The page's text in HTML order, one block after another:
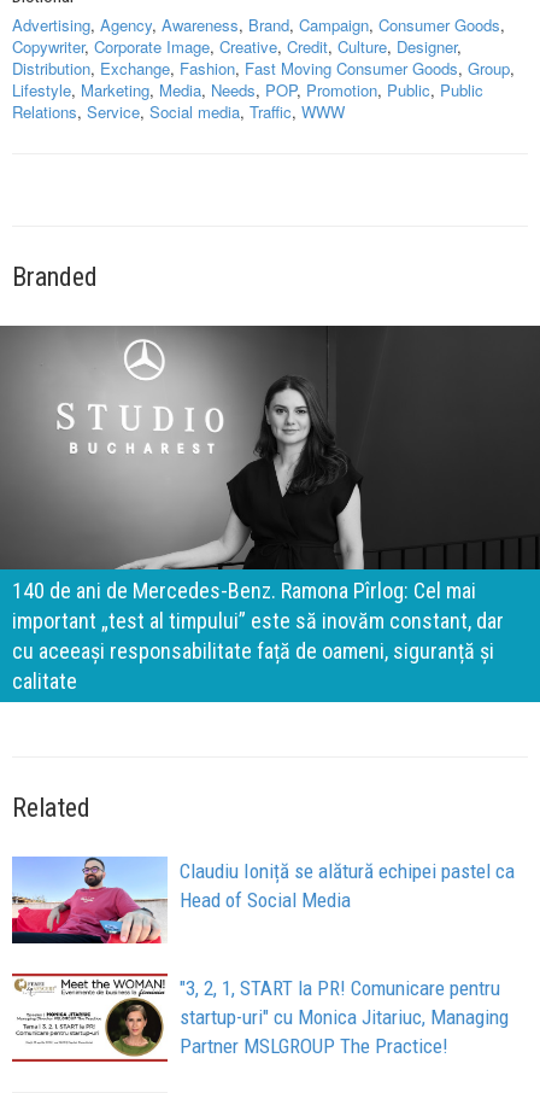
Advertising, Agency, Awareness, Brand, Campaign, Consumer Goods,
Copywriter, Corporate Image, Creative, Credit, Culture, Designer,
Distribution, Exchange, Fashion, Fast Moving Consumer Goods, Group,
Lifestyle, Marketing, Media, Needs, POP, Promotion, Public, Public
Relations, Service, Social media, Traffic, WWW
Branded
140 de ani de Mercedes-Benz. Ramona Pîrlog: Cel mai
important „test al timpului” este să inovăm constant, dar
cu aceeași responsabilitate față de oameni, siguranță și
calitate
Related
Claudiu Ioniță se alătură echipei pastel ca
Head of Social Media
"3, 2, 1, START la PR! Comunicare pentru
startup-uri" cu Monica Jitariuc, Managing
Partner MSLGROUP The Practice!